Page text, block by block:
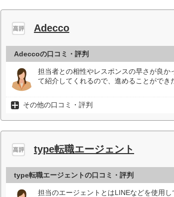
Adecco
Adeccoの口コミ・評判
担当者との相性やレスポンスの早さが良か
て紹介してくれるので、進めることができ
その他の口コミ・評判
type転職エージェント
type転職エージェントの口コミ・評判
担当のエージェントとはLINEなどを使用